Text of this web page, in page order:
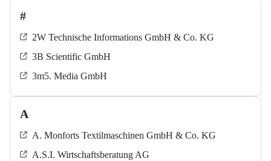
#
2W Technische Informations GmbH & Co. KG
3B Scientific GmbH
3m5. Media GmbH
A
A. Monforts Textilmaschinen GmbH & Co. KG
A.S.I. Wirtschaftsberatung AG